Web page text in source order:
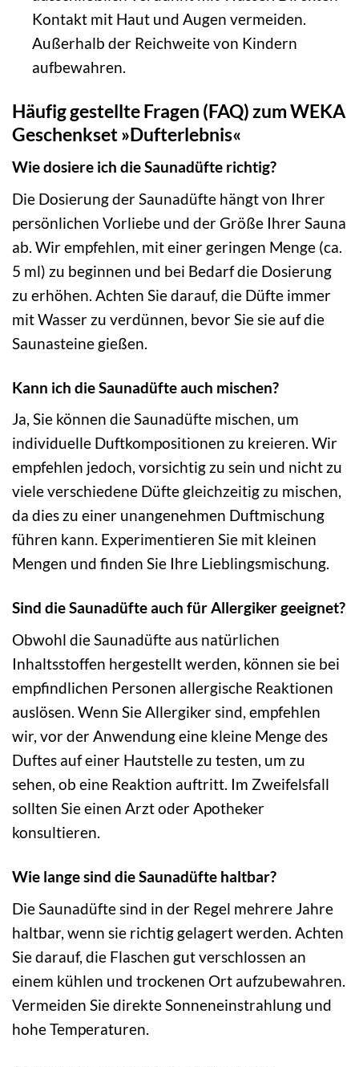
Kontakt mit Haut und Augen vermeiden.
Außerhalb der Reichweite von Kindern
aufbewahren.
Häufig gestellte Fragen (FAQ) zum WEKA
Geschenkset »Dufterlebnis«
Wie dosiere ich die Saunadüfte richtig?
Die Dosierung der Saunadüfte hängt von Ihrer
persönlichen Vorliebe und der Größe Ihrer Sauna
ab. Wir empfehlen, mit einer geringen Menge (ca.
5 ml) zu beginnen und bei Bedarf die Dosierung
zu erhöhen. Achten Sie darauf, die Düfte immer
mit Wasser zu verdünnen, bevor Sie sie auf die
Saunasteine gießen.
Kann ich die Saunadüfte auch mischen?
Ja, Sie können die Saunadüfte mischen, um
individuelle Duftkompositionen zu kreieren. Wir
empfehlen jedoch, vorsichtig zu sein und nicht zu
viele verschiedene Düfte gleichzeitig zu mischen,
da dies zu einer unangenehmen Duftmischung
führen kann. Experimentieren Sie mit kleinen
Mengen und finden Sie Ihre Lieblingsmischung.
Sind die Saunadüfte auch für Allergiker geeignet?
Obwohl die Saunadüfte aus natürlichen
Inhaltsstoffen hergestellt werden, können sie bei
empfindlichen Personen allergische Reaktionen
auslösen. Wenn Sie Allergiker sind, empfehlen
wir, vor der Anwendung eine kleine Menge des
Duftes auf einer Hautstelle zu testen, um zu
sehen, ob eine Reaktion auftritt. Im Zweifelsfall
sollten Sie einen Arzt oder Apotheker
konsultieren.
Wie lange sind die Saunadüfte haltbar?
Die Saunadüfte sind in der Regel mehrere Jahre
haltbar, wenn sie richtig gelagert werden. Achten
Sie darauf, die Flaschen gut verschlossen an
einem kühlen und trockenen Ort aufzubewahren.
Vermeiden Sie direkte Sonneneinstrahlung und
hohe Temperaturen.